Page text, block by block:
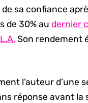
de sa confiance
de 30% audernier
Son rendement
l’auteur d’une
réponse avant la